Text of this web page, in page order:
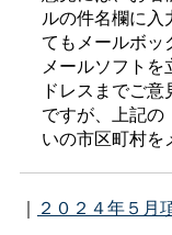
ルの件名欄に入
てもメールボッ
メールソフト
ドレスまでご
ですが、上記の
いの市区町村を
｜ ２０２４年５月